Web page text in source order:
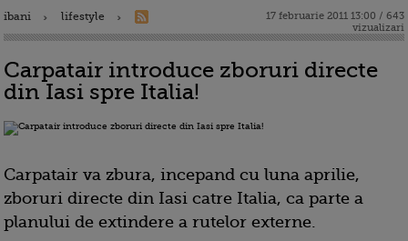
ibani lifestyle
17 februarie 2011 13:00 / 643
vizualizari
Carpatair introduce zboruri directe
din Iasi spre Italia!
Carpatair va zbura, incepand cu luna aprilie,
zboruri directe din Iasi catre Italia, ca parte a
planului de extindere a rutelor externe.